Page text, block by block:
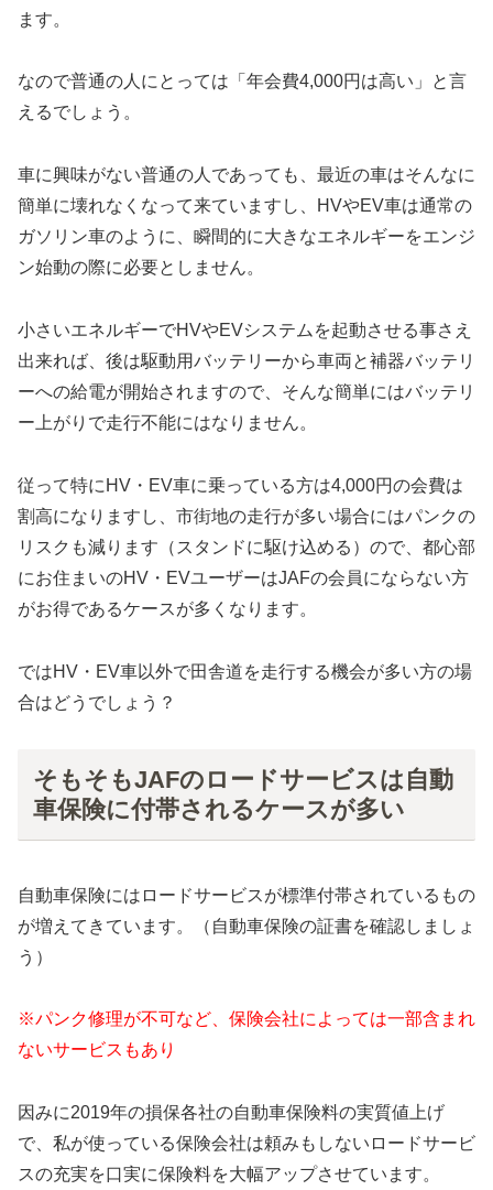
ます。
なので普通の人にとっては「年会費4,000円は高い」と言
えるでしょう。
車に興味がない普通の人であっても、最近の車はそんなに
簡単に壊れなくなって来ていますし、HVやEV車は通常の
ガソリン車のように、瞬間的に大きなエネルギーをエンジ
ン始動の際に必要としません。
小さいエネルギーでHVやEVシステムを起動させる事さえ
出来れば、後は駆動用バッテリーから車両と補器バッテリ
ーへの給電が開始されますので、そんな簡単にはバッテリ
ー上がりで走行不能にはなりません。
従って特にHV・EV車に乗っている方は4,000円の会費は
割高になりますし、市街地の走行が多い場合にはパンクの
リスクも減ります（スタンドに駆け込める）ので、都心部
にお住まいのHV・EVユーザーはJAFの会員にならない方
がお得であるケースが多くなります。
ではHV・EV車以外で田舎道を走行する機会が多い方の場
合はどうでしょう？
そもそもJAFのロードサービスは自動
車保険に付帯されるケースが多い
自動車保険にはロードサービスが標準付帯されているもの
が増えてきています。（自動車保険の証書を確認しましょ
う）
※パンク修理が不可など、保険会社によっては一部含まれ
ないサービスもあり
因みに2019年の損保各社の自動車保険料の実質値上げ
で、私が使っている保険会社は頼みもしないロードサービ
スの充実を口実に保険料を大幅アップさせています。